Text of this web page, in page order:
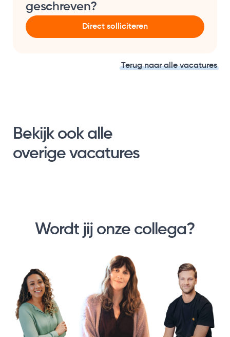
geschreven?
Direct solliciteren
Terug naar alle vacatures
Bekijk ook alle
overige vacatures
Wordt jij onze collega?